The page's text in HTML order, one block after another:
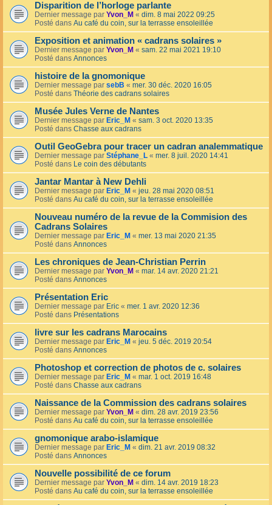
Disparition de l’horloge parlante
Dernier message par Yvon_M « dim. 8 mai 2022 09:25
Posté dans Au café du coin, sur la terrasse ensoleillée
Exposition et animation « cadrans solaires »
Dernier message par Yvon_M « sam. 22 mai 2021 19:10
Posté dans Annonces
histoire de la gnomonique
Dernier message par sebB « mer. 30 déc. 2020 16:05
Posté dans Théorie des cadrans solaires
Musée Jules Verne de Nantes
Dernier message par Eric_M « sam. 3 oct. 2020 13:35
Posté dans Chasse aux cadrans
Outil GeoGebra pour tracer un cadran analemmatique
Dernier message par Stéphane_L « mer. 8 juil. 2020 14:41
Posté dans Le coin des débutants
Jantar Mantar à New Dehli
Dernier message par Eric_M « jeu. 28 mai 2020 08:51
Posté dans Au café du coin, sur la terrasse ensoleillée
Nouveau numéro de la revue de la Commision des
Cadrans Solaires
Dernier message par Eric_M « mer. 13 mai 2020 21:35
Posté dans Annonces
Les chroniques de Jean-Christian Perrin
Dernier message par Yvon_M « mar. 14 avr. 2020 21:21
Posté dans Annonces
Présentation Eric
Dernier message par Eric « mer. 1 avr. 2020 12:36
Posté dans Présentations
livre sur les cadrans Marocains
Dernier message par Eric_M « jeu. 5 déc. 2019 20:54
Posté dans Annonces
Photoshop et correction de photos de c. solaires
Dernier message par Eric_M « mar. 1 oct. 2019 16:48
Posté dans Chasse aux cadrans
Naissance de la Commission des cadrans solaires
Dernier message par Yvon_M « dim. 28 avr. 2019 23:56
Posté dans Au café du coin, sur la terrasse ensoleillée
gnomonique arabo-islamique
Dernier message par Eric_M « dim. 21 avr. 2019 08:32
Posté dans Annonces
Nouvelle possibilité de ce forum
Dernier message par Yvon_M « dim. 14 avr. 2019 18:23
Posté dans Au café du coin, sur la terrasse ensoleillée